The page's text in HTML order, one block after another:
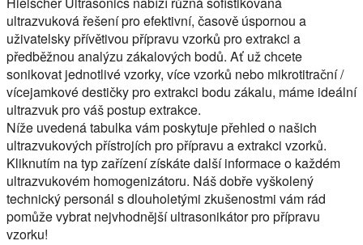
ultrazvuková řešení pro efektivní, časově úspornou a
uživatelsky přívětivou přípravu vzorků pro extrakci a
předběžnou analýzu zákalových bodů. Ať už chcete
sonikovat jednotlivé vzorky, více vzorků nebo mikrotitrační /
vícejamkové destičky pro extrakci bodu zákalu, máme ideální
ultrazvuk pro váš postup extrakce.
Níže uvedená tabulka vám poskytuje přehled o našich
ultrazvukových přístrojích pro přípravu a extrakci vzorků.
Kliknutím na typ zařízení získáte další informace o každém
ultrazvukovém homogenizátoru. Náš dobře vyškolený
technický personál s dlouholetými zkušenostmi vám rád
pomůže vybrat nejvhodnější ultrasonikátor pro přípravu
vzorku!